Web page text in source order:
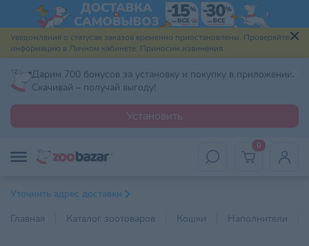
Уведомления о статусах заказов временно приостановлены. Проверяйте
информацию в Личном кабинете. Приносим извинения.
Дарим 700 бонусов за установку и покупку в приложении.
Скачивай – получай выгоду!
Установить
0
Уточнить адрес доставки
Главная
Каталог зоотоваров Кошки Наполнители